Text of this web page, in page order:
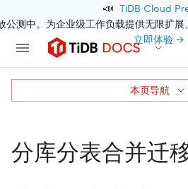
📣 TiDB Cloud
公测中。为企业级工作负载提供无限扩
立即体验 →
分库分表合并迁
本页导航